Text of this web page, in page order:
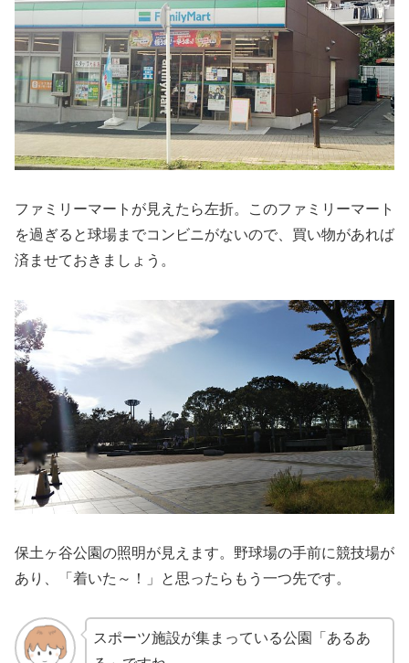
ファミリーマートが見えたら左折。このファミリーマート
を過ぎると球場までコンビニがないので、買い物があれば
済ませておきましょう。
保土ヶ谷公園の照明が見えます。野球場の手前に競技場が
あり、「着いた～！」と思ったらもう一つ先です。
スポーツ施設が集まっている公園「あるあ